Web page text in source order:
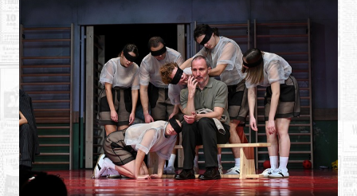
Nega lica i tela
Shopping
Sve za venčanje
Sve za decu
Gastronomija
Kuća i bašta